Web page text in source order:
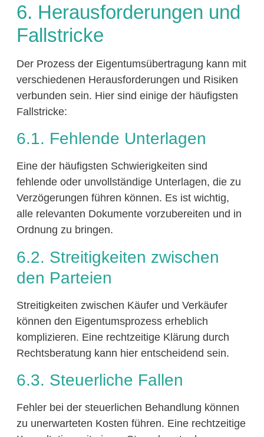
6. Herausforderungen und
Fallstricke
Der Prozess der Eigentumsübertragung kann mit
verschiedenen Herausforderungen und Risiken
verbunden sein. Hier sind einige der häufigsten
Fallstricke:
6.1. Fehlende Unterlagen
Eine der häufigsten Schwierigkeiten sind
fehlende oder unvollständige Unterlagen, die zu
Verzögerungen führen können. Es ist wichtig,
alle relevanten Dokumente vorzubereiten und in
Ordnung zu bringen.
6.2. Streitigkeiten zwischen
den Parteien
Streitigkeiten zwischen Käufer und Verkäufer
können den Eigentumsprozess erheblich
komplizieren. Eine rechtzeitige Klärung durch
Rechtsberatung kann hier entscheidend sein.
6.3. Steuerliche Fallen
Fehler bei der steuerlichen Behandlung können
zu unerwarteten Kosten führen. Eine rechtzeitige